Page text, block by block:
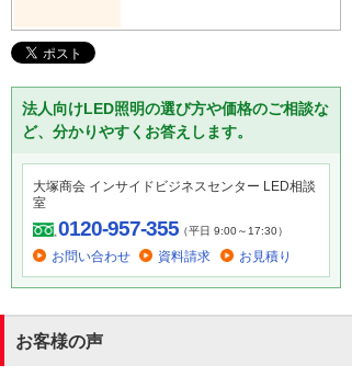
法人向けLED照明の選び方や価格のご相談な
ど、分かりやすくお答えします。
大塚商会 インサイドビジネスセンター LED相談
室
0120-957-355（平日 9:00～17:30）
お問い合わせ 資料請求 お見積り
お客様の声